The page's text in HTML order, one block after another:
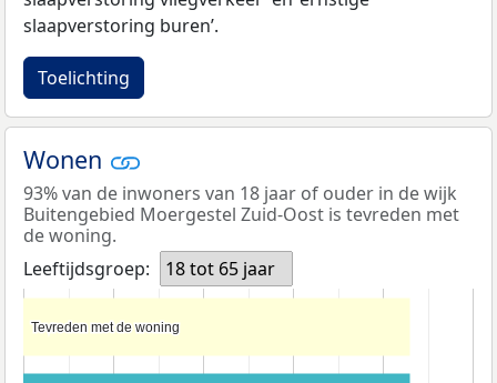
slaapverstoring buren’.
Toelichting
Wonen
93% van de inwoners van 18 jaar of ouder in de wijk
Buitengebied Moergestel Zuid-Oost is tevreden met
de woning.
Leeftijdsgroep:
18 tot 65 jaar
Tevreden met de woning
Tevreden met de woning